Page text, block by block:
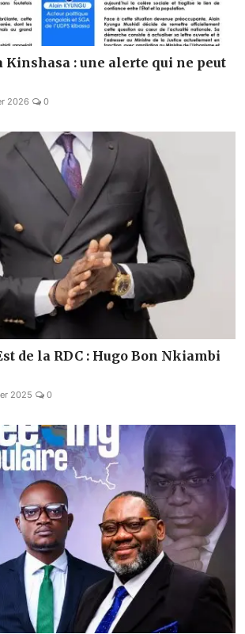
Kinshasa : une alerte qui ne peut
2026 0
de la RDC : Hugo Bon Nkiambi
2025 0